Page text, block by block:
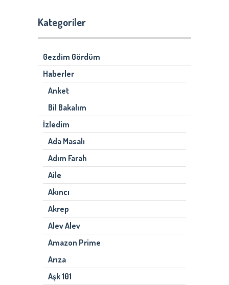
Kategoriler
Gezdim Gördüm
Haberler
Anket
Bil Bakalım
İzledim
Ada Masalı
Adım Farah
Aile
Akıncı
Akrep
Alev Alev
Amazon Prime
Arıza
Aşk 101